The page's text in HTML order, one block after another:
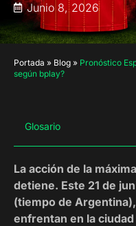
Junio 8, 2026
Portada » Blog » Pronóstico
según bplay?
Glosario
La acción de la
detiene. Este 21 de
(tiempo de Argentina),
enfrentan en la